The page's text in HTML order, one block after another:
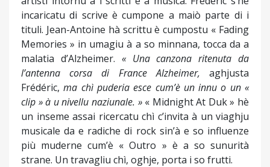
incaricatu di scrive è cumpone a maiò parte di i
tituli. Jean-Antoine hà scrittu è cumpostu « Fading
Memories » in umagiu à a so minnana, tocca da a
malatia d’Alzheimer. « Una canzona ritenuta da
l’antenna corsa di France Alzheimer, aghjusta
Frédéric, ma chì puderia esce cum’è un innu o un «
clip » à u nivellu naziunale. » « Midnight At Duk » hè
un inseme assai ricercatu chì c’invita à un viaghju
musicale da e radiche di rock sin’à e so influenze
più muderne cum’è « Outro » è a so sunurità
strane. Un travagliu chì, oghje, porta i so frutti.